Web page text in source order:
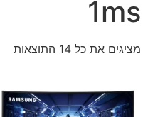
1ms
מציגים את כל ⁦14⁩ התוצאות